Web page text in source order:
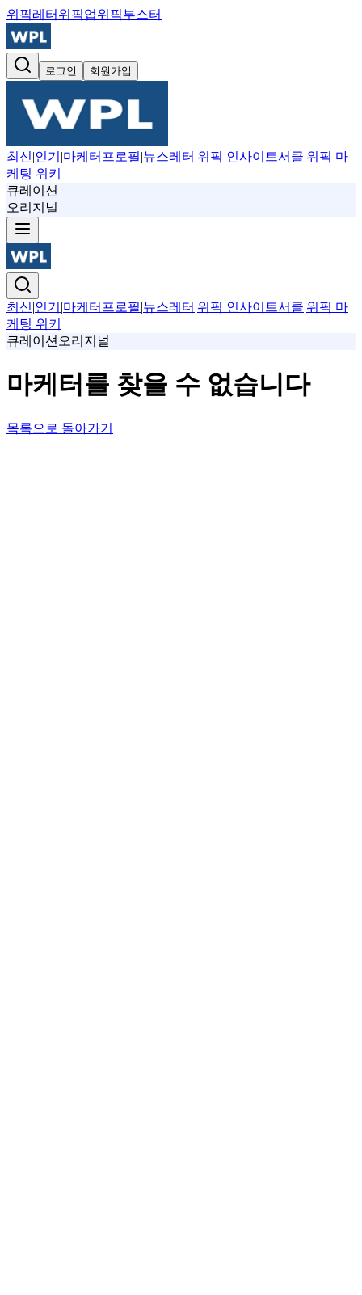
위픽레터 위픽업위픽부스터
로그인 회원가입
최신|인기 |마케터프로필|뉴스레터 |위픽 인사이트서클|위픽 마
케팅 위키
큐레이션
오리지널
최신|인기 |마케터프로필|뉴스레터 |위픽 인사이트서클|위픽 마
케팅 위키
큐레이션 오리지널
마케터를 찾을 수 없습니다
목록으로 돌아가기